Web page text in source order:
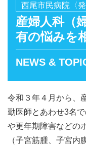
西尾市民病院〈発
産婦人科（
有の悩みを
NEWS &
令和３年４月から、
勤医師とあわせ3名
や更年期障害などの
（子宮筋腫、子宮